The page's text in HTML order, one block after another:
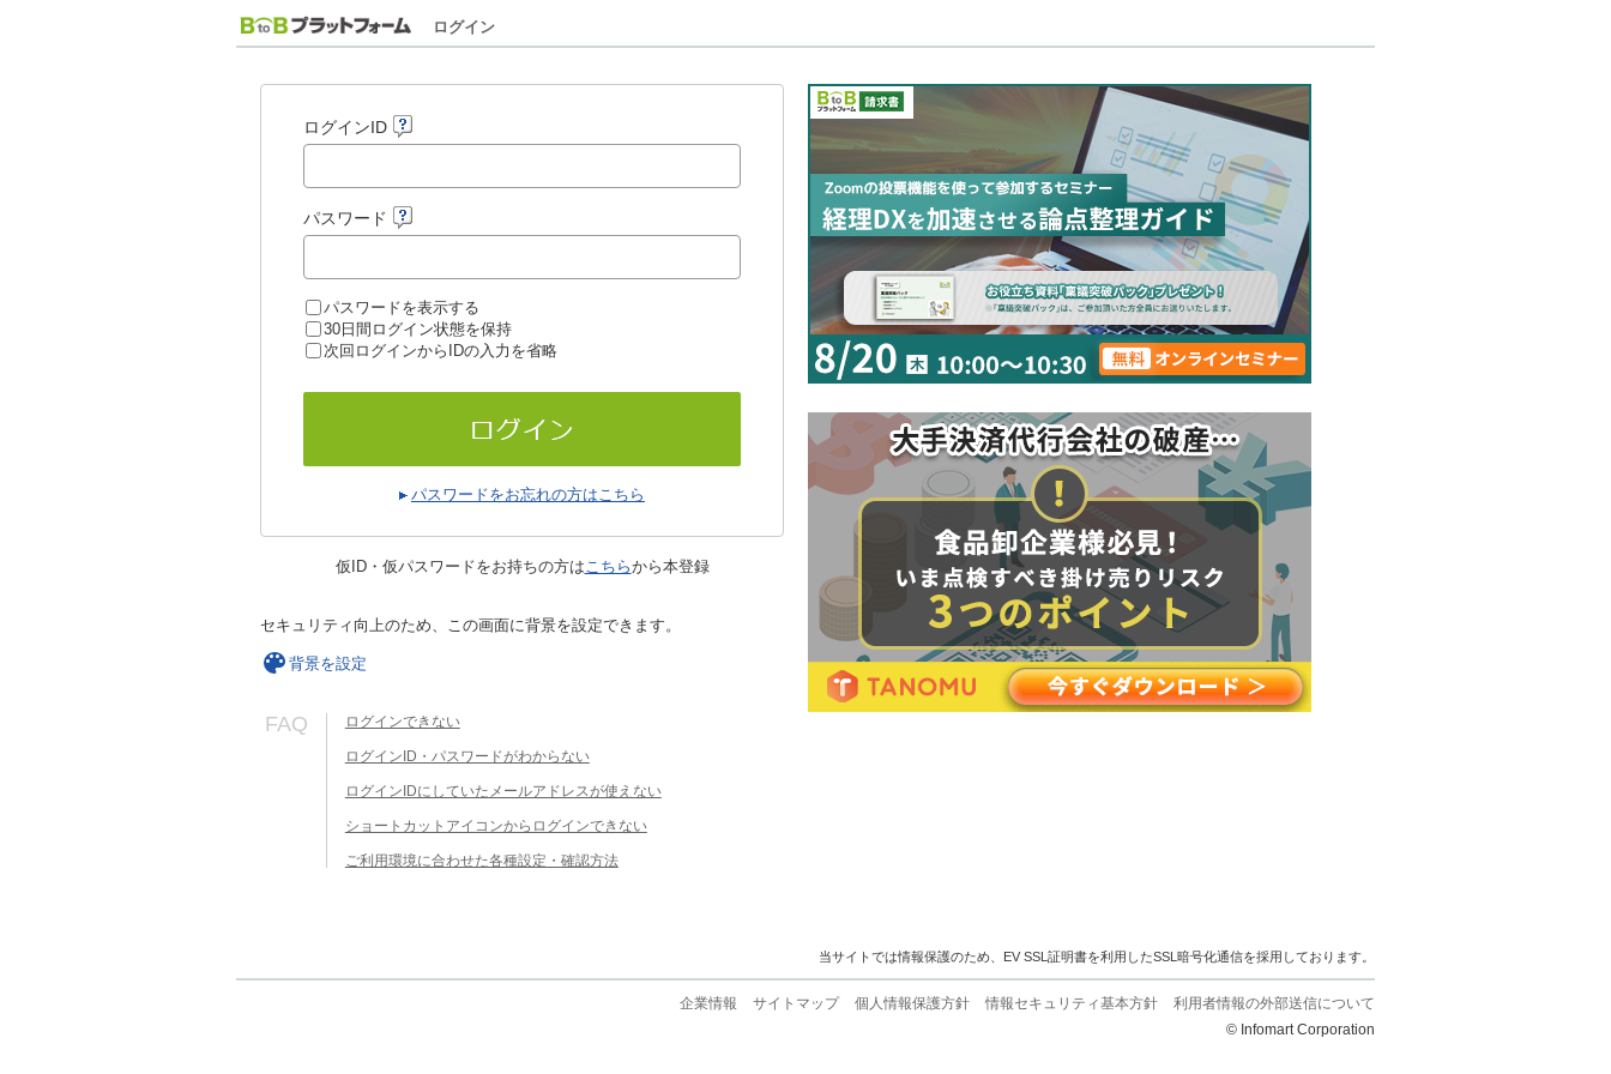
ログイン
ログインID
パスワード
パスワードを表示する
30日間ログイン状態を保持
次回ログインからIDの入力を省略
パスワードをお忘れの方はこちら
仮ID・仮パスワードをお持ちの方はこちらから本登録
セキュリティ向上のため、この画面に背景を設定できます。
背景を設定
FAQ ログインできない
ログインID・パスワードがわからない
ログインIDにしていたメールアドレスが使えない
ショートカットアイコンからログインできない
ご利用環境に合わせた各種設定・確認方法
当サイトでは情報保護のため、EV SSL証明書を利用したSSL暗号化通信を採用しております。
企業情報 サイトマップ 個人情報保護方針 情報セキュリティ基本方針
利用者情報の外部送信について
© Infomart Corporation